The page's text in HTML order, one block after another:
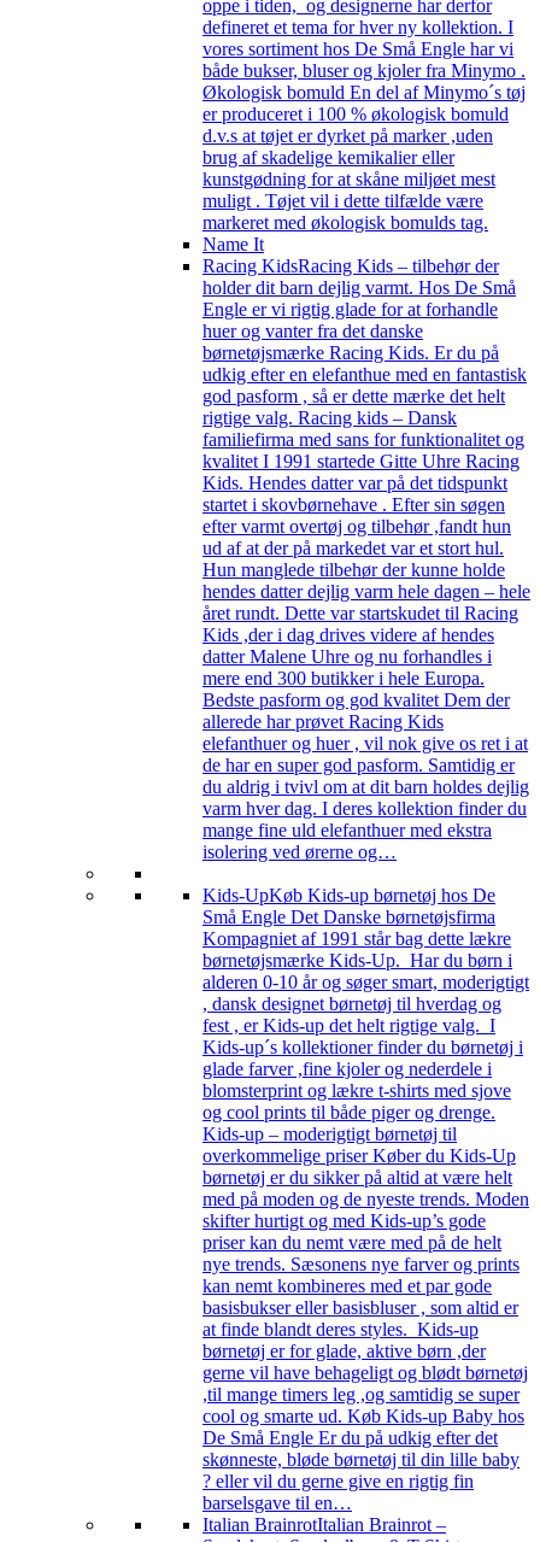
oppe i tiden, og designerne har derfor
defineret et tema for hver ny kollektion. I
vores sortiment hos De Små Engle har vi
både bukser, bluser og kjoler fra Minymo .
Økologisk bomuld En del af Minymo´s tøj
er produceret i 100 % økologisk bomuld
d.v.s at tøjet er dyrket på marker ,uden
brug af skadelige kemikalier eller
kunstgødning for at skåne miljøet mest
muligt . Tøjet vil i dette tilfælde være
markeret med økologisk bomulds tag.
Name It
Racing KidsRacing Kids – tilbehør der
holder dit barn dejlig varmt. Hos De Små
Engle er vi rigtig glade for at forhandle
huer og vanter fra det danske
børnetøjsmærke Racing Kids. Er du på
udkig efter en elefanthue med en fantastisk
god pasform , så er dette mærke det helt
rigtige valg. Racing kids – Dansk
familiefirma med sans for funktionalitet og
kvalitet I 1991 startede Gitte Uhre Racing
Kids. Hendes datter var på det tidspunkt
startet i skovbørnehave . Efter sin søgen
efter varmt overtøj og tilbehør ,fandt hun
ud af at der på markedet var et stort hul.
Hun manglede tilbehør der kunne holde
hendes datter dejlig varm hele dagen – hele
året rundt. Dette var startskudet til Racing
Kids ,der i dag drives videre af hendes
datter Malene Uhre og nu forhandles i
mere end 300 butikker i hele Europa.
Bedste pasform og god kvalitet Dem der
allerede har prøvet Racing Kids
elefanthuer og huer , vil nok give os ret i at
de har en super god pasform. Samtidig er
du aldrig i tvivl om at dit barn holdes dejlig
varm hver dag. I deres kollektion finder du
mange fine uld elefanthuer med ekstra
isolering ved ørerne og…
Kids-UpKøb Kids-up børnetøj hos De
Små Engle Det Danske børnetøjsfirma
Kompagniet af 1991 står bag dette lækre
børnetøjsmærke Kids-Up. Har du børn i
alderen 0-10 år og søger smart, moderigtigt
, dansk designet børnetøj til hverdag og
fest , er Kids-up det helt rigtige valg. I
Kids-up´s kollektioner finder du børnetøj i
glade farver ,fine kjoler og nederdele i
blomsterprint og lækre t-shirts med sjove
og cool prints til både piger og drenge.
Kids-up – moderigtigt børnetøj til
overkommelige priser Køber du Kids-Up
børnetøj er du sikker på altid at være helt
med på moden og de nyeste trends. Moden
skifter hurtigt og med Kids-up’s gode
priser kan du nemt være med på de helt
nye trends. Sæsonens nye farver og prints
kan nemt kombineres med et par gode
basisbukser eller basisbluser , som altid er
at finde blandt deres styles. Kids-up
børnetøj er for glade, aktive børn ,der
gerne vil have behageligt og blødt børnetøj
,til mange timers leg ,og samtidig se super
cool og smarte ud. Køb Kids-up Baby hos
De Små Engle Er du på udkig efter det
skønneste, bløde børnetøj til din lille baby
? eller vil du gerne give en rigtig fin
barselsgave til en…
Italian BrainrotItalian Brainrot –